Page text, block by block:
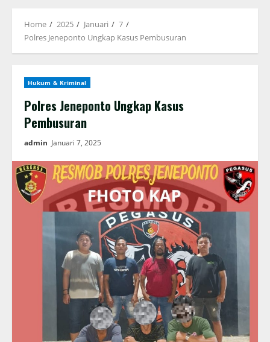
Home 2025 Januari
7
Polres Jeneponto Ungkap Kasus Pembusuran
Hukum & Kriminal
Polres Jeneponto Ungkap Kasus
Pembusuran
admin Januari 7, 2025